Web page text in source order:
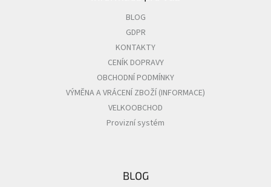
BLOG
GDPR
KONTAKTY
CENÍK DOPRAVY
OBCHODNÍ PODMÍNKY
VÝMĚNA A VRÁCENÍ ZBOŽÍ (INFORMACE)
VELKOOBCHOD
Provizní systém
BLOG